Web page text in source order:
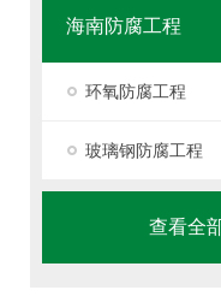
海南防腐工程
环氧防腐工程
玻璃钢防腐工程
查看全